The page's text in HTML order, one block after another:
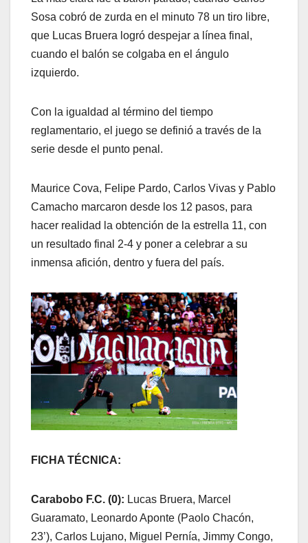
Sosa cobró de zurda en el minuto 78 un tiro libre,
que Lucas Bruera logró despejar a línea final,
cuando el balón se colgaba en el ángulo
izquierdo.
Con la igualdad al término del tiempo
reglamentario, el juego se definió a través de la
serie desde el punto penal.
Maurice Cova, Felipe Pardo, Carlos Vivas y Pablo
Camacho marcaron desde los 12 pasos, para
hacer realidad la obtención de la estrella 11, con
un resultado final 2-4 y poner a celebrar a su
inmensa afición, dentro y fuera del país.
FICHA TÉCNICA:
Carabobo F.C. (0): Lucas Bruera, Marcel
Guaramato, Leonardo Aponte (Paolo Chacón,
23’), Carlos Lujano, Miguel Pernía, Jimmy Congo,